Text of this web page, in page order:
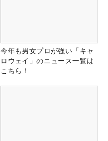
今年も男女プロが強い「キャ
ロウェイ」のニュース一覧は
こちら！